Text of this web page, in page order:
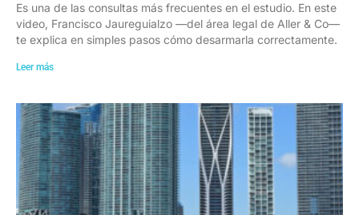
Es una de las consultas más frecuentes en el estudio. En este
video, Francisco Jaureguialzo —del área legal de Aller & Co—
te explica en simples pasos cómo desarmarla correctamente.
Leer más